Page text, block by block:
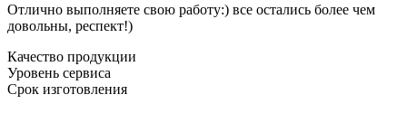
Отлично выполняете свою работу:) все остались более чем
довольны, респект!)
Качество продукции
Уровень сервиса
Срок изготовления